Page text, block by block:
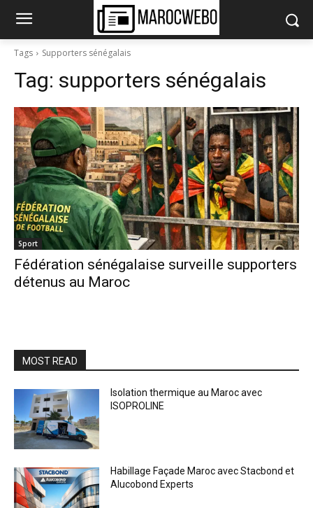
Tags Supporters sénégalais
Tag: supporters sénégalais
Sport
Fédération sénégalaise surveille supporters
détenus au Maroc
MOST READ
Isolation thermique au Maroc avec
ISOPROLINE
Habillage Façade Maroc avec Stacbond et
Alucobond Experts